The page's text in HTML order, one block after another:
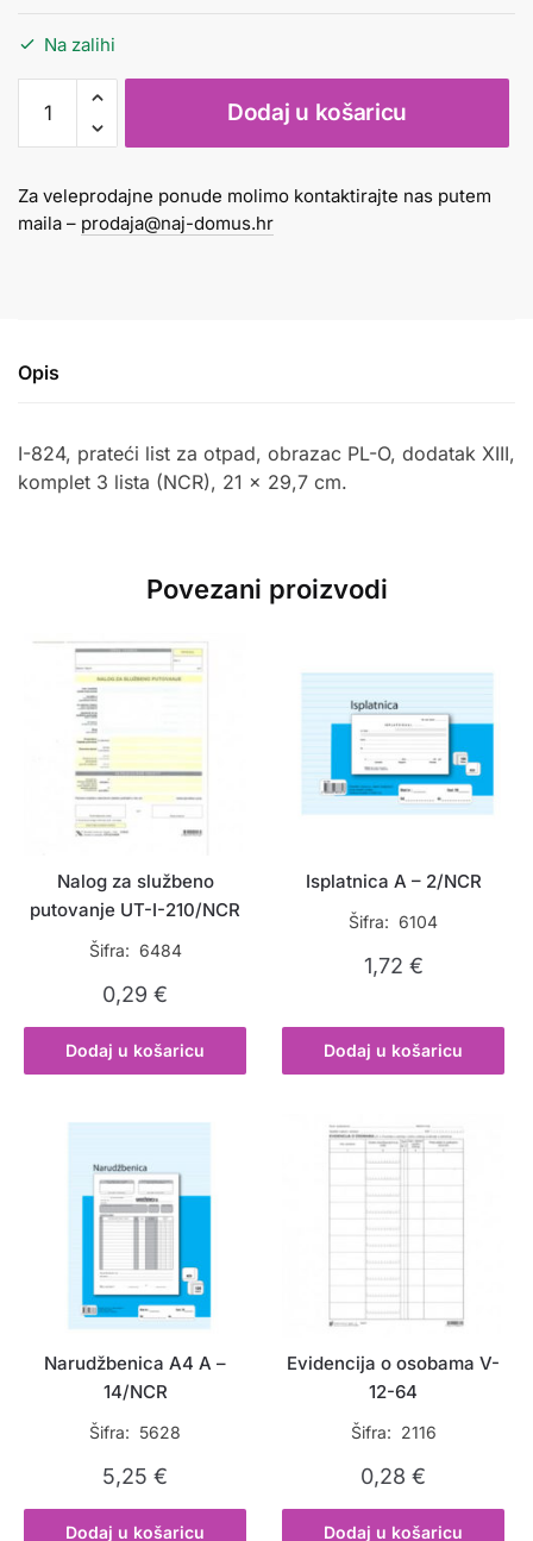
Na zalihi
za
I-
824
Dodaj u košaricu
Za veleprodajne ponude molimo kontaktirajte nas putem
maila – prodaja@naj-domus.hr
Opis
I-824, prateći list za otpad, obrazac PL-O, dodatak XIII,
komplet 3 lista (NCR), 21 x 29,7 cm.
Povezani proizvodi
Nalog za službeno
putovanje UT-I-210/NCR
Šifra: 6484
0,29€
Dodaj u košaricu
Isplatnica A – 2/NCR
Šifra: 6104
1,72 €
Dodaj u košaricu
Narudžbenica A4 A –
14/NCR
Šifra: 5628
5,25€
Dodaj u košaricu
Evidencija o osobama V-
12-64
Šifra: 2116
0,28€
Dodaj u košaricu